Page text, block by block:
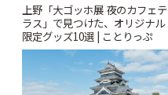
上野「大ゴッホ展 夜のカフェテ
ラス」で見つけた、オリジナル
限定グッズ10選 | ことりっぷ